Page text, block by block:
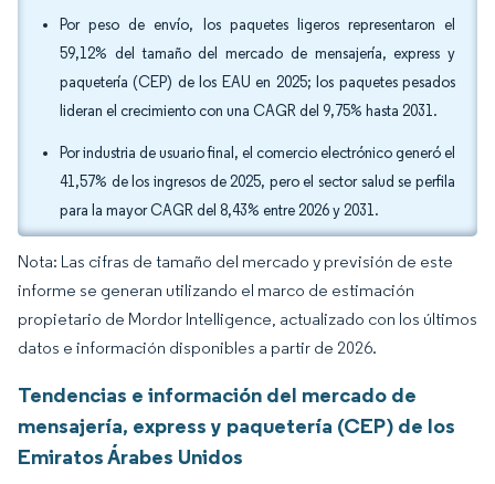
Por peso de envío, los paquetes ligeros representaron el
59,12% del tamaño del mercado de mensajería, express y
paquetería (CEP) de los EAU en 2025; los paquetes pesados
lideran el crecimiento con una CAGR del 9,75% hasta 2031.
Por industria de usuario final, el comercio electrónico generó el
41,57% de los ingresos de 2025, pero el sector salud se perfila
para la mayor CAGR del 8,43% entre 2026 y 2031.
Nota: Las cifras de tamaño del mercado y previsión de este
informe se generan utilizando el marco de estimación
propietario de Mordor Intelligence, actualizado con los últimos
datos e información disponibles a partir de 2026.
Tendencias e información del mercado de
mensajería, express y paquetería (CEP) de los
Emiratos Árabes Unidos